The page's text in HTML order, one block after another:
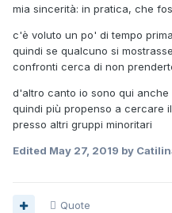
forum.
Spero possiate non avere
soprattutto visto il mio
prescindere dalla
conosco.
Sebbene come ho detto,
riconoscere in questo
integrativo direi che
mia sincerità: in pratica, che
c'è voluto un po' di tempo
quindi se qualcuno si
confronti cerca di non
d'altro canto io sono qui
quindi più propenso a cercare
presso altri gruppi minoritari
Edited May 27, 2019 by
Quote